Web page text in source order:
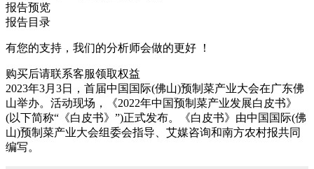
报告预览
报告目录
有您的支持，我们的分析师会做的更好 ！
购买后请联系客服领取权益
2023年3月3日，首届中国国际(佛山)预制菜产业大会在广东佛
山举办。活动现场，《2022年中国预制菜产业发展白皮书》
(以下简称“《白皮书》”)正式发布。《白皮书》由中国国际(佛
山)预制菜产业大会组委会指导、艾媒咨询和南方农村报共同
编写。